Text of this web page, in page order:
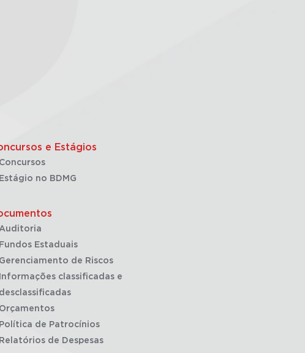
e Estágios
Concursos
Estágio no BDMG
Fundos Estaduais
Gerenciamento de Riscos
Informações classificadas e
desclassificadas
Orçamentos
Política de Patrocínios
Relatórios de Despesas